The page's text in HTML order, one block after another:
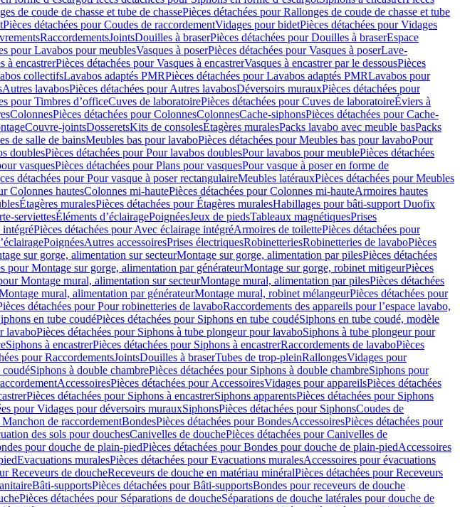
de coude de chasse et tube de chassePièces détachées pour Rallonges de coude de chasse et tube
Pièces détachées pour Coudes de raccordementVidages pour bidetPièces détachées pour Vidages
RaccordementsJointsDouilles à braserPièces détachées pour Douilles à braserEspace
pour Lavabos pour meublesVasques à poserPièces détachées pour Vasques à poserLave-
à encastrerPièces détachées pour Vasques à encastrerVasques à encastrer par le dessousPièces
collectifsLavabos adaptés PMRPièces détachées pour Lavabos adaptés PMRLavabos pour
Autres lavabosPièces détachées pour Autres lavabosDéversoirs murauxPièces détachées pour
pour Timbres dʼofficeCuves de laboratoirePièces détachées pour Cuves de laboratoireÉviers à
ColonnesPièces détachées pour ColonnesColonnesCache-siphonsPièces détachées pour Cache-
Couvre-jointsDosseretsKits de consolesÉtagères muralesPacks lavabo avec meuble basPacks
de salle de bainsMeubles bas pour lavaboPièces détachées pour Meubles bas pour lavaboPour
doublesPièces détachées pour Pour lavabos doublesPour lavabos pour meublePièces détachées
vasquesPièces détachées pour Plans pour vasquesPour vasque à poser en forme de
détachées pour Pour vasque à poser rectangulaireMeubles latérauxPièces détachées pour Meubles
Colonnes hautesColonnes mi-hautePièces détachées pour Colonnes mi-hauteArmoires hautes
Étagères muralesPièces détachées pour Étagères muralesHabillages pour bâti-support Duofix
serviettesÉléments d’éclairagePoignéesJeux de piedsTableaux magnétiquesPrises
intégréPièces détachées pour Avec éclairage intégréArmoires de toilettePièces détachées pour
PoignéesAutres accessoiresPrises électriquesRobinetteriesRobinetteries de lavaboPièces
sur gorge, alimentation sur secteurMontage sur gorge, alimentation par pilesPièces détachées
pour Montage sur gorge, alimentation par générateurMontage sur gorge, robinet mitigeurPièces
Montage mural, alimentation sur secteurMontage mural, alimentation par pilesPièces détachées
mural, alimentation par générateurMontage mural, robinet mélangeurPièces détachées pour
détachées pour Pour robinetteries de lavaboRaccordements des appareils pour l’espace lavabo,
en tube coudéPièces détachées pour Siphons en tube coudéSiphons en tube coudé, modèle
lavaboPièces détachées pour Siphons à tube plongeur pour lavaboSiphons à tube plongeur pour
Siphons à encastrerPièces détachées pour Siphons à encastrerRaccordements de lavaboPièces
pour RaccordementsJointsDouilles à braserTubes de trop-pleinRallongesVidages pour
coudéSiphons à double chambrePièces détachées pour Siphons à double chambreSiphons pour
AccessoiresPièces détachées pour AccessoiresVidages pour appareilsPièces détachées
Pièces détachées pour Siphons à encastrerSiphons apparentsPièces détachées pour Siphons
pour Vidages pour déversoirs murauxSiphonsPièces détachées pour SiphonsCoudes de
de raccordementBondesPièces détachées pour BondesAccessoiresPièces détachées pour
des sols pour douchesCanivelles de douchePièces détachées pour Canivelles de
pour douche de plain-piedPièces détachées pour Bondes pour douche de plain-piedAccessoires
Evacuations muralesPièces détachées pour Evacuations muralesAccessoires pour évacuations
Receveurs de doucheReceveurs de douche en matériau minéralPièces détachées pour Receveurs
Bâti-supportsPièces détachées pour Bâti-supportsBondes pour receveurs de douche
Pièces détachées pour Séparations de doucheSéparations de douche latérales pour douche de